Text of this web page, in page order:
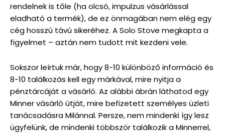
rendelnek is tőle (ha olcsó, impulzus vásárlással
eladható a termék), de ez önmagában nem elég egy
cég hosszú távú sikeréhez. A Solo Stove megkapta a
figyelmet – aztán nem tudott mit kezdeni vele.
Sokszor leírtuk már, hogy 8-10 különböző információ és
8-10 találkozás kell egy márkával, mire nyitja a
pénztárcáját a vásárló. Az alábbi ábrán láthatod egy
Minner vásárló útját, mire befizetett személyes üzleti
tanácsadásra Milánnal. Persze, nem mindenki így lesz
ügyfelünk, de mindenki többször találkozik a Minnerrel,